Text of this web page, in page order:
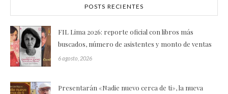
POSTS RECIENTES
FIL Lima 2026: reporte oficial con libros más
buscados, número de asistentes y monto de ventas
6 agosto, 2026
Presentarán «Nadie nuevo cerca de ti», la nueva